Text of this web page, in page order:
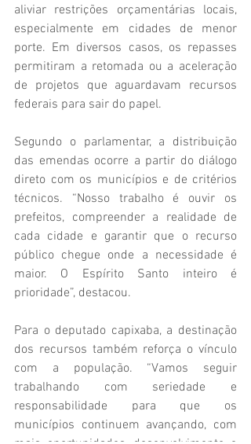
aliviar restrições orçamentárias locais,
especialmente em cidades de menor
porte. Em diversos casos, os repasses
permitiram a retomada ou a aceleração
de projetos que aguardavam recursos
federais para sair do papel.
Segundo o parlamentar, a distribuição
das emendas ocorre a partir do diálogo
direto com os municípios e de critérios
técnicos. “Nosso trabalho é ouvir os
prefeitos, compreender a realidade de
cada cidade e garantir que o recurso
público chegue onde a necessidade é
maior. O Espírito Santo inteiro é
prioridade”, destacou.
Para o deputado capixaba, a destinação
dos recursos também reforça o vínculo
com a população. “Vamos seguir
trabalhando com seriedade e
responsabilidade para que os
municípios continuem avançando, com